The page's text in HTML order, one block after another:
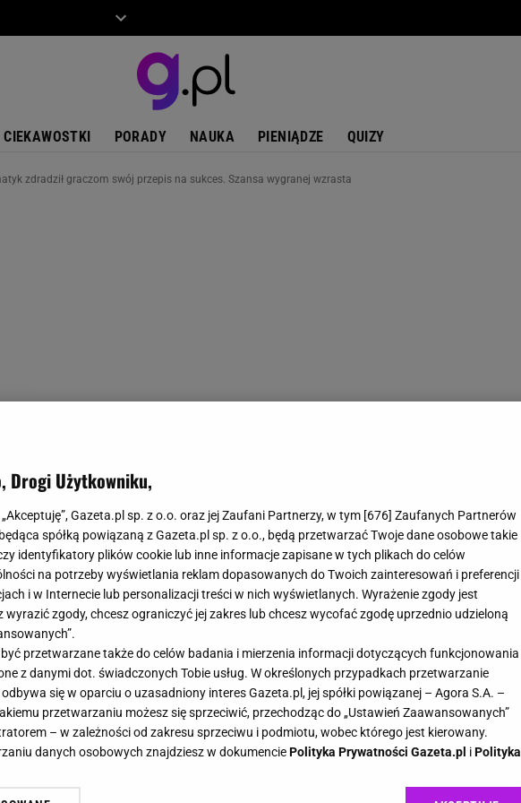
CIEKAWOSTKI PORADY NAUKA PIENIĄDZE QUIZY
zdradził graczom swój przepis na sukces. Szansa wygranej wzrasta
Matematyk zdradził graczom
Drogi Użytkowniku,
Gazeta.pl sp. z o.o. oraz jej Zaufani Partnerzy, w tym [676] Zaufanych Partnerów
spółką powiązaną z Gazeta.pl sp. z o.o., będą przetwarzać Twoje dane osobowe takie
identyfikatory plików cookie lub inne informacje zapisane w tych plikach do celów
na potrzeby wyświetlania reklam dopasowanych do Twoich zainteresowań i preferencji
i w Internecie lub personalizacji treści w nich wyświetlanych. Wyrażenie zgody jest
wyrazić zgody, chcesz ograniczyć jej zakres lub chcesz wycofać zgodę uprzednio udzieloną
przetwarzane także do celów badania i mierzenia informacji dotyczących funkcjonowania
z danymi dot. świadczonych Tobie usług. W określonych przypadkach przetwarzanie
się w oparciu o uzasadniony interes Gazeta.pl, jej spółki powiązanej – Agora S.A. –
przetwarzaniu możesz się sprzeciwić, przechodząc do „Ustawień Zaawansowanych”
– w zależności od zakresu sprzeciwu i podmiotu, wobec którego jest kierowany.
danych osobowych znajdziesz w dokumenciePolityka Prywatności Gazeta.pl iPolityka